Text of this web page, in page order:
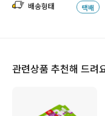
배송형태 택배
관련상품 추천해 드려